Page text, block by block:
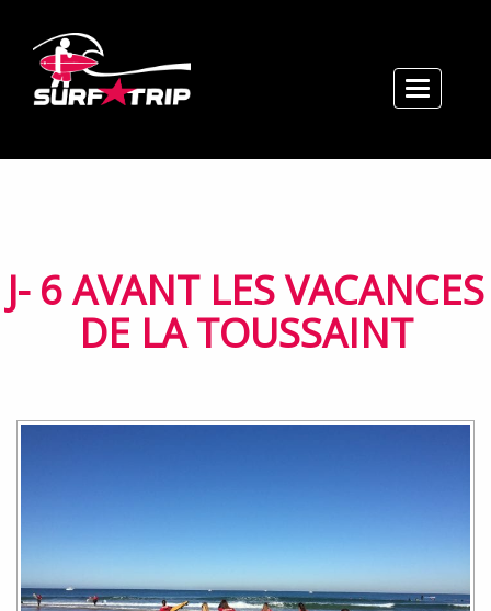
Toggle
Ecole
Plan / Horaires
Actualités
J- 6 AVANT LES VACANCES
DE LA TOUSSAINT